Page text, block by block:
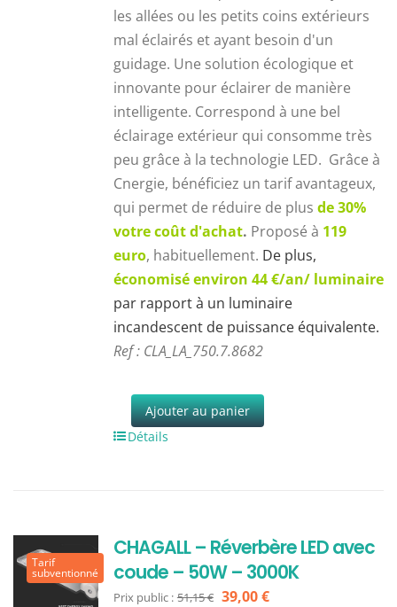
les allées ou les petits coins extérieurs
mal éclairés et ayant besoin d'un
guidage. Une solution écologique et
innovante pour éclairer de manière
intelligente. Correspond à une bel
éclairage extérieur qui consomme très
peu grâce à la technologie LED. Grâce à
Cnergie, bénéficiez un tarif avantageux,
qui permet de réduire de plus de 30%
votre coût d'achat. Proposé à 119
euro, habituellement. De plus,
économisé environ 44 €/an/ luminaire
par rapport à un luminaire
incandescent de puissance équivalente.
Ref : CLA_LA_750.7.8682
Ajouter au panier
Détails
Tarif
subventionné
CHAGALL – Réverbère LED avec
coude – 50W – 3000K
Prix public : 51,15€ Le
39,00€Le